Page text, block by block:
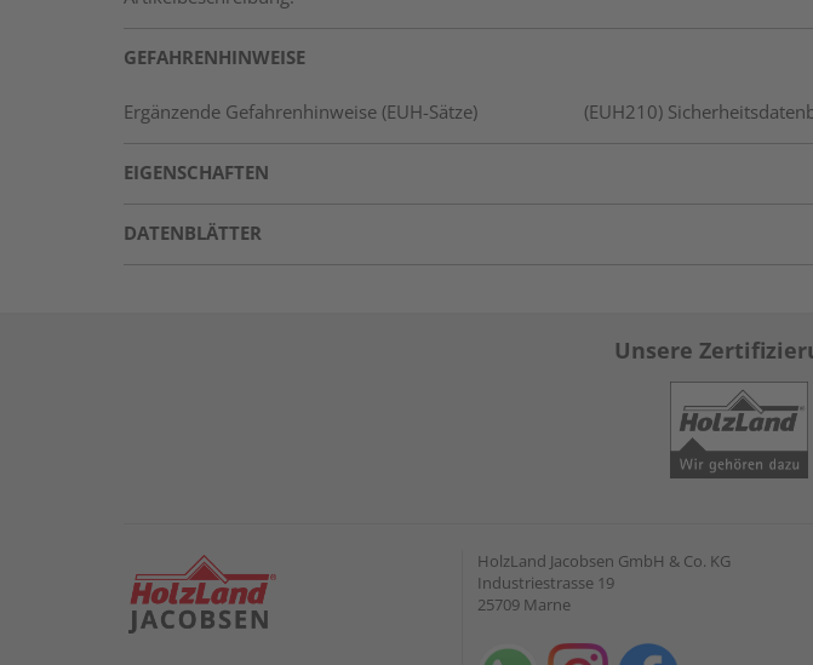
GEFAHRENHINWEISE
Ergänzende Gefahrenhinweise (EUH-Sätze) (EUH210)
EIGENSCHAFTEN
DATENBLÄTTER
Unsere
HolzLand Jacobsen GmbH & Co. KG
Industriestrasse 19
25709 Marne